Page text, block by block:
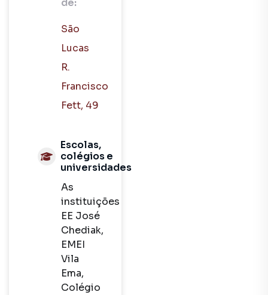
de:
São
Lucas
R.
Francisco
Fett, 49
Escolas,
colégios e
universidades
As
instituições
EE José
Chediak,
EMEI
Vila
Ema,
Colégio